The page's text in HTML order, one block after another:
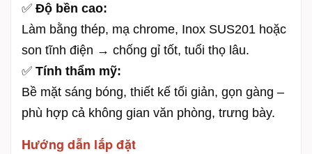
✅ Độ bền cao:
Làm bằng thép, mạ chrome, Inox SUS201 hoặc
son tĩnh điện → chống gỉ tốt, tuổi thọ lâu.
✅ Tính thẩm mỹ:
Bề mặt sáng bóng, thiết kế tối giản, gọn gàng –
phù hợp cả không gian văn phòng, trưng bày.
Hướng dẫn lắp đặt